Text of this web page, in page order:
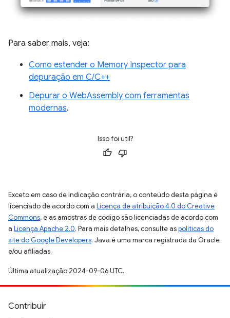
Para saber mais, veja:
Como estender o Memory Inspector para
depuração em C/C++
Depurar o WebAssembly com ferramentas
modernas.
Isso foi útil?
Exceto em caso de indicação contrária, o conteúdo desta página é
licenciado de acordo com a Licença de atribuição 4.0 do Creative
Commons, e as amostras de código são licenciadas de acordo com
a Licença Apache 2.0. Para mais detalhes, consulte aspolíticas do
site do Google Developers. Java é uma marca registrada da Oracle
e/ou afiliadas.
Última atualização 2024-09-06 UTC.
Contribuir